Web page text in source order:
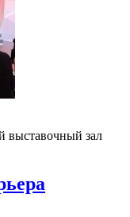
выставочный зал